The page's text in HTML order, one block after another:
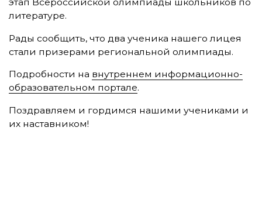
литературе.
Рады сообщить, что два ученика нашего лицея
стали призерами региональной олимпиады.
Подробности на внутреннем информационно-
образовательном портале.
Поздравляем и гордимся нашими учениками и
их наставником!